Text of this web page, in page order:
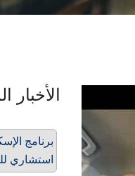
الأخبار
برنامج
استشاري